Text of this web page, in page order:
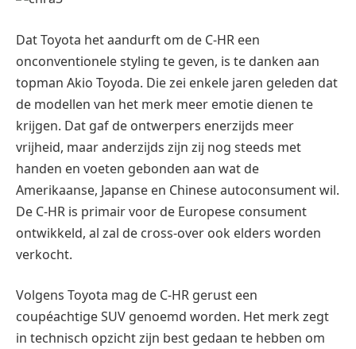
Dat Toyota het aandurft om de C-HR een
onconventionele styling te geven, is te danken aan
topman Akio Toyoda. Die zei enkele jaren geleden dat
de modellen van het merk meer emotie dienen te
krijgen. Dat gaf de ontwerpers enerzijds meer
vrijheid, maar anderzijds zijn zij nog steeds met
handen en voeten gebonden aan wat de
Amerikaanse, Japanse en Chinese autoconsument wil.
De C-HR is primair voor de Europese consument
ontwikkeld, al zal de cross-over ook elders worden
verkocht.
Volgens Toyota mag de C-HR gerust een
coupéachtige SUV genoemd worden. Het merk zegt
in technisch opzicht zijn best gedaan te hebben om